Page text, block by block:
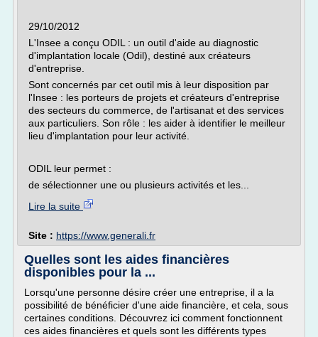
29/10/2012
L'Insee a conçu ODIL : un outil d'aide au diagnostic
d'implantation locale (Odil), destiné aux créateurs
d'entreprise.
Sont concernés par cet outil mis à leur disposition par
l'Insee : les porteurs de projets et créateurs d'entreprise
des secteurs du commerce, de l'artisanat et des services
aux particuliers. Son rôle : les aider à identifier le meilleur
lieu d'implantation pour leur activité.
ODIL leur permet :
de sélectionner une ou plusieurs activités et les...
Lire la suite
Site : https://www.generali.fr
Quelles sont les aides financières
disponibles pour la ...
Lorsqu'une personne désire créer une entreprise, il a la
possibilité de bénéficier d'une aide financière, et cela, sous
certaines conditions. Découvrez ici comment fonctionnent
ces aides financières et quels sont les différents types